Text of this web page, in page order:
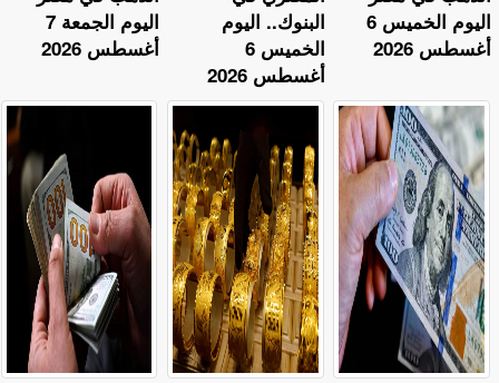
اليوم الجمعة 7
أغسطس 2026
البنوك.. اليوم
الخميس 6
أغسطس 2026
اليوم الخميس 6
أغسطس 2026